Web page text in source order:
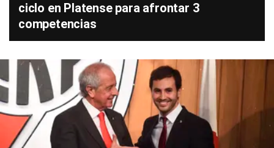
ciclo en Platense para afrontar 3
competencias